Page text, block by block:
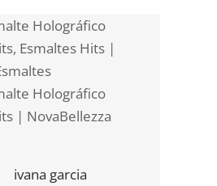
Holográfico
Esmaltes Hits |
Holográfico
| NovaBellezza
ivana garcia